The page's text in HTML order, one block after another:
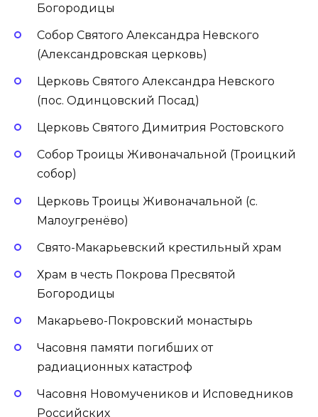
Богородицы
Собор Святого Александра Невского
(Александровская церковь)
Церковь Святого Александра Невского
(пос. Одинцовский Посад)
Церковь Святого Димитрия Ростовского
Собор Троицы Живоначальной (Троицкий
собор)
Церковь Троицы Живоначальной (с.
Малоугренёво)
Свято-Макарьевский крестильный храм
Храм в честь Покрова Пресвятой
Богородицы
Макарьево-Покровский монастырь
Часовня памяти погибших от
радиационных катастроф
Часовня Новомучеников и Исповедников
Российских